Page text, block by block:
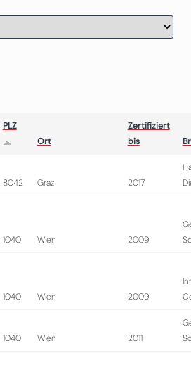
PLZ
Ort
Zertifiziert
bis
8042 Graz 2017
1040 Wien 2009
1040 Wien 2009
1040 Wien 2011